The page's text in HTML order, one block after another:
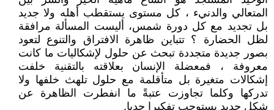
المتعالي والدنيء ، كل مستوى يستقطب أهله ولا جديد
بل تجديد مع كل دورة شمس، أليست المسألة مرافقة
لظل الحضارة ؟ تتباين ظاهرة الافتراق والتنوع لتعود
بصور جديدة متجددة تبحث عن حلول لإشكاليات ما كانت
معروفة ، فمعضلة الإنسان بعلاقته بالتقنية خلفت
إشكالات متغيرة بل متأقلمة مع حلول تلهث خلفها ولا
تدركها وكلما تجاوزت عتبةً ما انفطرت الظاهرة عن
شكل جديد يستوجب تفكيرا جديا.